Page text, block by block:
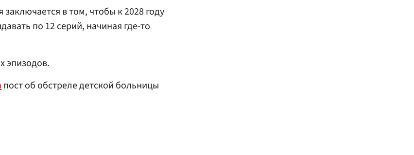
в том, чтобы к 2028 году
по 12 серий, начиная где-то
эпизодов.
пост об обстреле детской больницы